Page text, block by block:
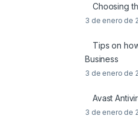
Choosing
3 de enero de
Tips on
Business
3 de enero de
Avast
3 de enero de